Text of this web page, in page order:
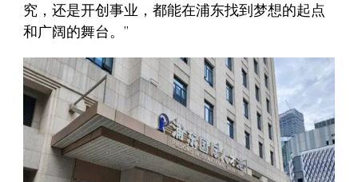
究，还是开创事业，都能在浦东找到梦想的起点
和广阔的舞台。”